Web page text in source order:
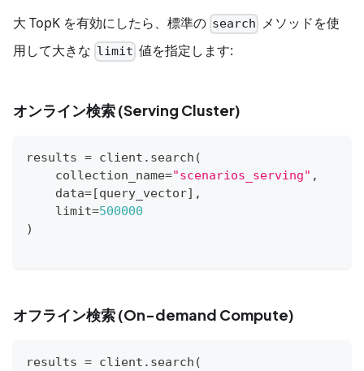
大 TopK を有効にしたら、標準の search メソッドを使
用して大きな limit 値を指定します:
オンライン検索 (Serving Cluster)
results = client . search (
    collection_name
="scenarios_serving" ,
    data
= [query_vector] ,
    limit
=500000
)
オフライン検索 (On-demand Compute)
results = client . search (